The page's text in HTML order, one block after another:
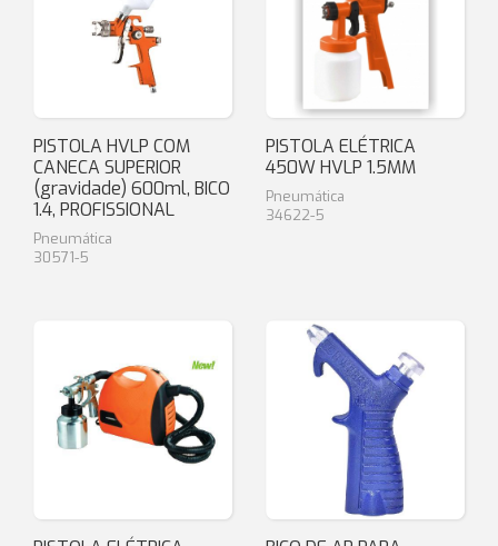
PISTOLA HVLP COM
CANECA SUPERIOR
(gravidade) 600ml, BICO
1.4, PROFISSIONAL
Pneumática
30571-5
PISTOLA ELÉTRICA
450W HVLP 1.5MM
Pneumática
34622-5